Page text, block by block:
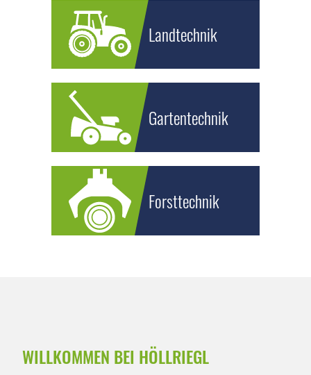
Landtechnik
Gartentechnik
Forsttechnik
WILLKOMMEN BEI HÖLLRIEGL